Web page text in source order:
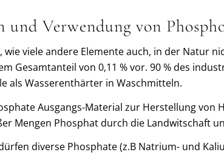
und Verwendung von
viele andere Elemente auch, in der Natur
Gesamtanteil von 0,11 % vor. 90 % des
als Wasserenthärter in Waschmitteln.
Ausgangs-Material zur Herstellung
Mengen Phosphat durch die Landwitschaft
diverse Phosphate (z.B Natrium- und